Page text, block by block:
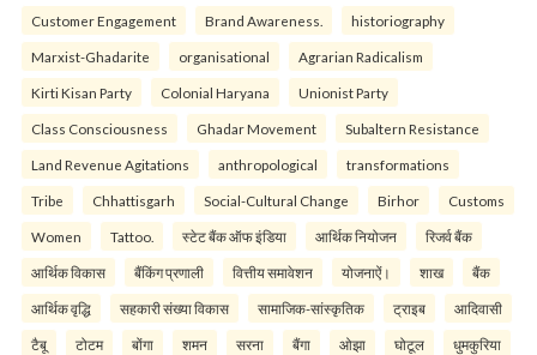
Customer Engagement Brand Awareness. historiography
Marxist-Ghadarite organisational Agrarian Radicalism
Kirti Kisan Party Colonial Haryana Unionist Party
Class Consciousness Ghadar Movement Subaltern Resistance
Land Revenue Agitations anthropological transformations
Tribe Chhattisgarh Social-Cultural Change Birhor Customs
Women Tattoo. स्टेट बैंक ऑफ इंडिया आर्थिक नियोजन रिजर्व बैंक
आर्थिक विकास बैंकिंग प्रणाली वित्तीय समावेशन योजनाऐं। शाख बैंक
आर्थिक वृद्धि सहकारी संख्या विकास सामाजिक-सांस्कृतिक ट्राइब आदिवासी
टैबू टोटम बोंगा शमन सरना बैंगा ओझा घोटूल धुमकुरिया